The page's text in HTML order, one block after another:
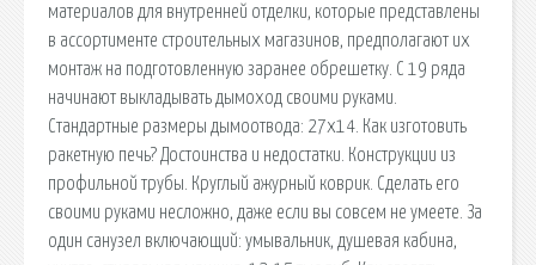
материалов для внутренней отделки, которые представлены
в ассортименте строительных магазинов, предполагают их
монтаж на подготовленную заранее обрешетку. С 19 ряда
начинают выкладывать дымоход своими руками.
Стандартные размеры дымоотвода: 27х14. Как изготовить
ракетную печь? Достоинства и недостатки. Конструкции из
профильной трубы. Круглый ажурный коврик. Сделать его
своими руками несложно, даже если вы совсем не умеете. За
один санузел включающий: умывальник, душевая кабина,